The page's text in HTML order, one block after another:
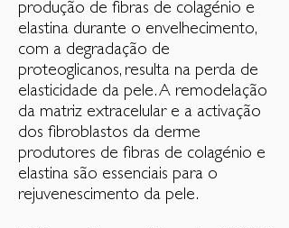
produção de fibras de colagénio e
elastina durante o envelhecimento,
com a degradação de
proteoglicanos, resulta na perda de
elasticidade da pele. A remodelação
da matriz extracelular e a activação
dos fibroblastos da derme
produtores de fibras de colagénio e
elastina são essenciais para o
rejuvenescimento da pele.